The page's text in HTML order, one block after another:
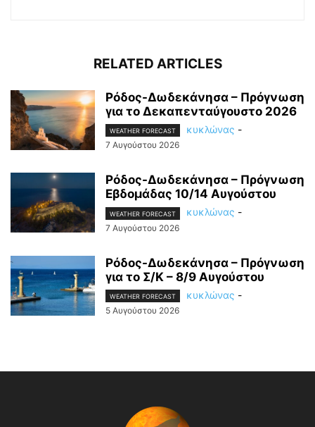
RELATED ARTICLES
Ρόδος-Δωδεκάνησα – Πρόγνωση
για το Δεκαπενταύγουστο 2026
WEATHER FORECAST κυκλώνας -
7 Αυγούστου 2026
Ρόδος-Δωδεκάνησα – Πρόγνωση
Εβδομάδας 10/14 Αυγούστου
WEATHER FORECAST κυκλώνας -
7 Αυγούστου 2026
Ρόδος-Δωδεκάνησα – Πρόγνωση
για το Σ/Κ – 8/9 Αυγούστου
WEATHER FORECAST κυκλώνας -
5 Αυγούστου 2026